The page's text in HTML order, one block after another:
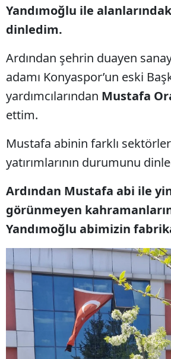
Yandımoğlu ile
dinledim.
Ardından şehrin duayen
adamı Konyaspor’un eski
yardımcılarından Mustafa
ettim.
Mustafa abinin farklı
yatırımlarının durumunu
Ardından Mustafa abi ile
görünmeyen
Yandımoğlu abimizin